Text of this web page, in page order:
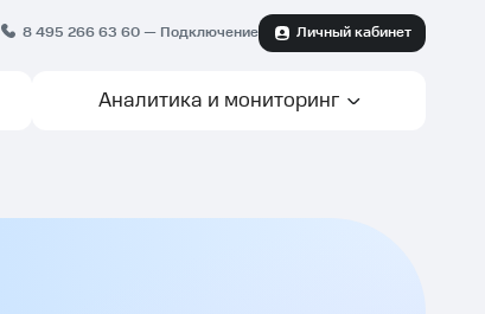
8 495 266 63 60 — Подключение Личный кабинет
Аналитика и мониторинг